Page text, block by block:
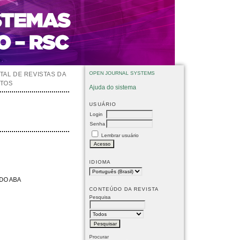
OPEN JOURNAL SYSTEMS
Ajuda do sistema
USUÁRIO
Login
Senha
Lembrar usuário
IDIOMA
CONTEÚDO DA REVISTA
Pesquisa
Procurar
DE REVISTAS DA
ABA